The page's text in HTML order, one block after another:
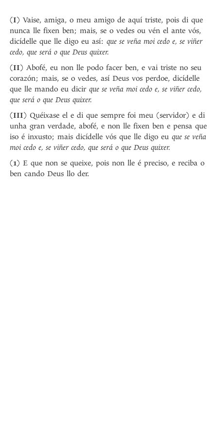
(I) Vaise, amiga, o meu amigo de aquí triste, pois di que
nunca lle fixen ben; mais, se o vedes ou vén el ante vós,
dicídelle que lle digo eu así: que se veña moi cedo e, se viñer
cedo, que será o que Deus quixer.
(II) Abofé, eu non lle podo facer ben, e vai triste no seu
corazón; mais, se o vedes, así Deus vos perdoe, dicídelle
que lle mando eu dicir que se veña moi cedo e, se viñer cedo,
que será o que Deus quixer.
(III) Quéixase el e di que sempre foi meu (servidor) e di
unha gran verdade, abofé, e non lle fixen ben e pensa que
iso é inxusto; mais dicídelle vós que lle digo eu que se veña
moi cedo e, se viñer cedo, que será o que Deus quixer.
(1) E que non se queixe, pois non lle é preciso, e reciba o
ben cando Deus llo der.